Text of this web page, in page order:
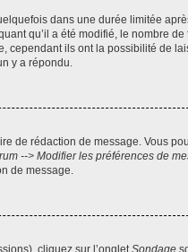
dans une durée limitée
qu’il a été modifié, le nombre de
cependant ils ont la possibilité de
y a répondu.
de rédaction de message. Vous
--> Modifier les préférences de
de message.
cliquez sur l’onglet Sondage